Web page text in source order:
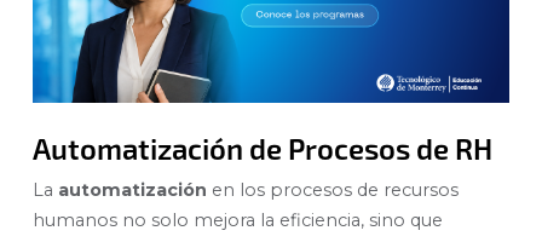
Automatización de Procesos de RH
La automatización en los procesos de recursos
humanos no solo mejora la eficiencia, sino que